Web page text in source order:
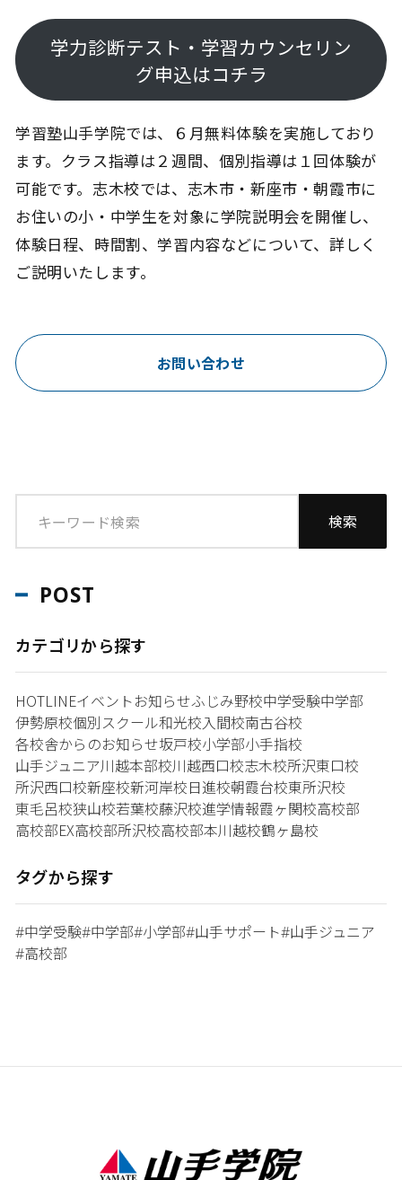
学力診断テスト・学習カウンセリン
グ申込はコチラ
学習塾山手学院では、６月無料体験を実施しており
ます。クラス指導は２週間、個別指導は１回体験が
可能です。志木校では、志木市・新座市・朝霞市に
お住いの小・中学生を対象に学院説明会を開催し、
体験日程、時間割、学習内容などについて、詳しく
ご説明いたします。
お問い合わせ
POST
カテゴリから探す
HOTLINEイベントお知らせふじみ野校中学受験中学部
伊勢原校個別スクール和光校入間校南古谷校
各校舎からのお知らせ坂戸校小学部小手指校
山手ジュニア川越本部校川越西口校志木校所沢東口校
所沢西口校新座校新河岸校日進校朝霞台校東所沢校
東毛呂校狭山校若葉校藤沢校進学情報霞ヶ関校高校部
高校部EX高校部所沢校高校部本川越校鶴ヶ島校
タグから探す
#中学受験#中学部#小学部#山手サポート#山手ジュニア
#高校部